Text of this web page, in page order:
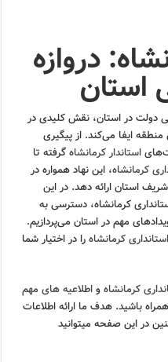
دروازه
استان
دولت در استان، نقش کلیدی در
ایفا می‌کند. از پیگیری
استاندار کرمانشاهگرفته تا
کرمانشاه، این نهاد همواره در
استان ارائه دهد. در این
کرمانشاه، دسترسی به
مهم در استان می‌پردازیم.
کرمانشاهرا در اختیار شما
کرمانشاهواطلاعیه های مهم
باشید. هدف ما ارائه اطلاعات
در این صفحه میتوانید